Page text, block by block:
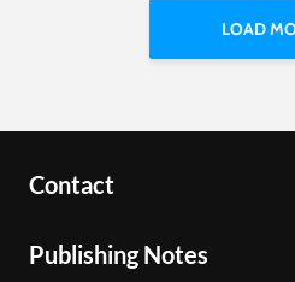
LOAD
Contact
Publishing Notes